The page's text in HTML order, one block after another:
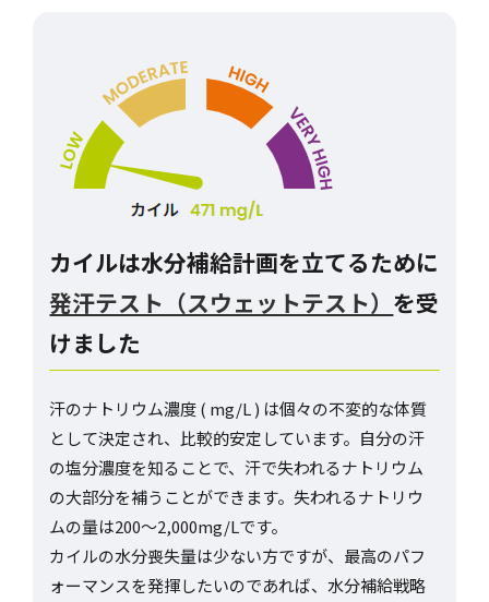
カイルは水分補給計画を立てるために
発汗テスト（スウェットテスト） を受
けました
汗のナトリウム濃度 ( mg/L ) は個々の不変的な体質
として決定され、比較的安定しています。自分の汗
の塩分濃度を知ることで、汗で失われるナトリウム
の大部分を補うことができます。失われるナトリウ
ムの量は200～2,000mg/Lです。
カイルの水分喪失量は少ない方ですが、最高のパフ
ォーマンスを発揮したいのであれば、水分補給戦略